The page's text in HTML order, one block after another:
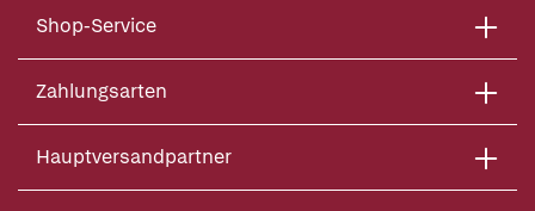
Shop-Service
Zahlungsarten
Hauptversandpartner